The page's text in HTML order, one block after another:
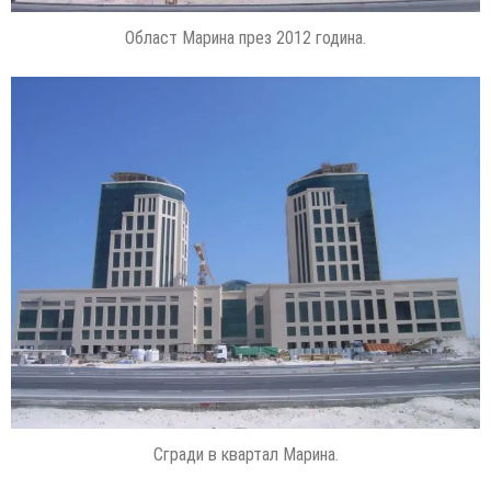
Област Марина през 2012 година.
Сгради в квартал Марина.